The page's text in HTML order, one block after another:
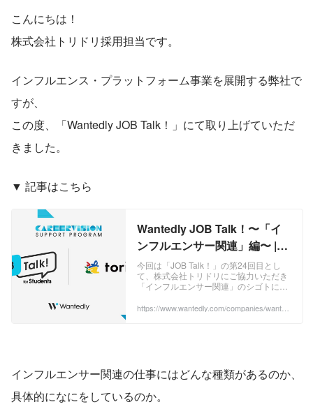
こんにちは！
株式会社トリドリ採用担当です。
インフルエンス・プラットフォーム事業を展開する弊社で
すが、
この度、「Wantedly JOB Talk！」にて取り上げていただ
きました。
▼ 記事はこちら
Wantedly JOB Talk！〜「イ
ンフルエンサー関連」編〜 |
CAREER VISION SUPPORT
PROGRAM
今回は「JOB Talk！」の第24回目とし
て、株式会社トリドリにご協力いただき
「インフルエンサー関連」のシゴトにつ
企業】■株式会社トリドリ"「個の時代」
https://www.wantedly.com/companies/wantedl
インフルエンサー関連の仕事にはどんな種類があるのか、
具体的になにをしているのか。